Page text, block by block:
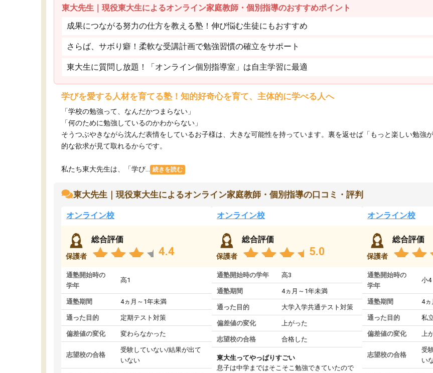
東大先生｜現役東大生によるオンライン家庭教師・個別指導のおすすめポイント
成果につながる努力の仕方を教える塾！伸び悩む生徒にもおすすめ
さらば、サボり癖！柔軟な受講計画で勉強習慣の確立をサポート
東大生に質問し放題！「オンライン個別指導室」は自主学習に最適
学びを愛する人材を育てる塾！知的好奇心を育て、主体的に学べる人へ
「学校の勉強って、なんだかつまらない」
「何のために勉強しているのかわからない」
そうつぶやきながら沈んだ表情をしているお子様は、大きな可能性を持っています。裏を返せば「もっと楽しい勉強
的な欲求が見て取れるからです。
私たち東大先生は、「学び... 続きを読む
東大先生｜現役東大生によるオンライン家庭教師・個別指導の口コミ・評判
オンライン校
保護者
総合評価
4.4
通塾開始時の
学年
高1
通塾期間 4ヵ月～1年未満
通った目的 定期テスト対策
偏差値の変化 変わらなかった
志望校の合格
受験していない/結果が出て
いない
オンライン校
保護者
総合評価
5.0
通塾開始時の学年 高3
通塾期間 4ヵ月～1年未満
通った目的 大学入学共通テスト対策
偏差値の変化 上がった
志望校の合格 合格した
東大生ってやっぱりすごい
息子は中学まではそこそこ勉強できていたので
オンライン校
保護者
総合評価
通塾開始時の
学年
小4
通塾期間 4ヵ
通った目的 私
偏差値の変化 上
志望校の合格
受
い